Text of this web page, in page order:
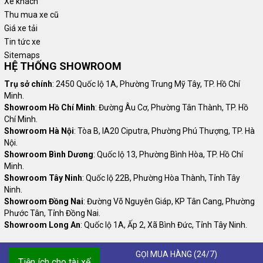
tải Thaco theo từng phân khúc:
Xe tải van: Thaco cho ra mắt dòng xe tải van có tải trọng từ
490kg - 945kg gồm Van Thaco Towner,
TF420V, TF450V, TF480V 2 chỗ và 5 chỗ. Dòng xe được
Từ đó giúp tối ưu được quá trình vận tải hàng hóa. Xe tải
van Thaco có thể di chuyển dễ dàng vào các ngõ hẹp trong
nội thành và không bị cấm tải vào giờ cao điểm.
Xe tải nhẹ: Thaco cho ra mắt thị trường phiên bản xe tải nhẹ
điển hình đó là Thaco Towner 800 và Thaco Towner 990. cả
hai dòng xe này đều được đánh giá cao sự vận hành mạnh
Xe tải nhẹ máy dầu Thaco Frontier TF2800 cũng là dòng xe
đáng chú ý bởi sở hữu thiết kế nhỏ gọn, vận hành ổn định
và có mức giá thành hợp lý. Xe được sản xuất với nhiều
phiên bản thùng để quý khách lựa chọn như: thùng kín, lửng,
mui bạt,... Với tải trọng 1.990kg thì dòng xe này có thể chở
Thu mua xe cũ
Giá xe tải
Tin tức xe
Sitemaps
HỆ THỐNG SHOWROOM
Trụ sở chính: 2450 Quốc lộ 1A, Phường Trung Mỹ Tây, TP. Hồ Chí
Minh.
Showroom Hồ Chí Minh: Đường Âu Cơ, Phường Tân Thành, TP. Hồ
Chí Minh.
Showroom Hà Nội: Tòa B, IA20 Ciputra, Phường Phú Thượng, TP. Hà
Nội.
Showroom Bình Dương: Quốc lộ 13, Phường Bình Hòa, TP. Hồ Chí
Minh.
Showroom Tây Ninh: Quốc lộ 22B, Phường Hòa Thành, Tỉnh Tây
Ninh.
Showroom Đồng Nai: Đường Võ Nguyên Giáp, KP Tân Cang, Phường
Phước Tân, Tỉnh Đồng Nai.
Showroom Long An: Quốc lộ 1A, Ấp 2, Xã Bình Đức, Tỉnh Tây Ninh.
GỌI MUA HÀNG (24/7)